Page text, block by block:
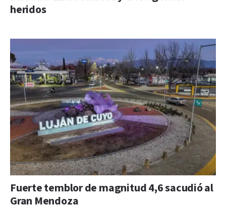
heridos
Fuerte temblor de magnitud 4,6 sacudió al
Gran Mendoza